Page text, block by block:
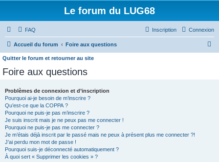
Le forum du LUG68
FAQ Connexion
Inscription
Accueil du forum Foire aux questions
Quitter le forum et retourner au site
Foire aux questions
Problèmes de connexion et d’inscription
Pourquoi ai-je besoin de m’inscrire ?
Qu’est-ce que la COPPA ?
Pourquoi ne puis-je pas m’inscrire ?
Je suis inscrit mais je ne peux pas me connecter !
Pourquoi ne puis-je pas me connecter ?
Je m’étais déjà inscrit par le passé mais ne peux à présent plus me connecter ?!
J’ai perdu mon mot de passe !
Pourquoi suis-je déconnecté automatiquement ?
À quoi sert « Supprimer les cookies » ?